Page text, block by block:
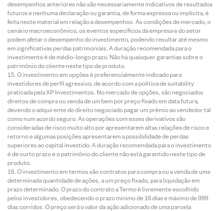
desempenhos anteriores não são necessariamente indicativos de resultados
futuros e nenhuma declaração ou garantia, de forma expressa ou implícita, é
feita neste material em relação a desempenhos. As condições de mercado, o
cenário macroeconômico, os eventos específicos da empresa e do setor
podem afetar o desempenho do investimento, podendo resultar até mesmo
em significativas perdas patrimoniais. A duração recomendada para o
investimento é de médio-longo prazo. Não há quaisquer garantias sobre o
patrimônio do cliente neste tipo de produto.
O investimento em opções é preferencialmente indicado para
investidores de perfil agressivo, de acordo com a política de suitability
praticada pela XP Investimentos. No mercado de opções, são negociados
direitos de compra ou venda de um bem por preço fixado em data futura,
devendo o adquirente do direito negociado pagar um prêmio ao vendedor tal
como num acordo seguro. As operações com esses derivativos são
consideradas de risco muito alto por apresentarem altas relações de risco e
retorno e algumas posições apresentarem a possibilidade de perdas
superiores ao capital investido. A duração recomendada para o investimento
é de curto prazo e o patrimônio do cliente não está garantido neste tipo de
produto.
O investimento em termos são contratos para compra ou a venda de uma
determinada quantidade de ações, a um preço fixado, para liquidação em
prazo determinado. O prazo do contrato a Termo é livremente escolhido
pelos investidores, obedecendo o prazo mínimo de 16 dias e máximo de 999
dias corridos. O preço será o valor da ação adicionado de uma parcela